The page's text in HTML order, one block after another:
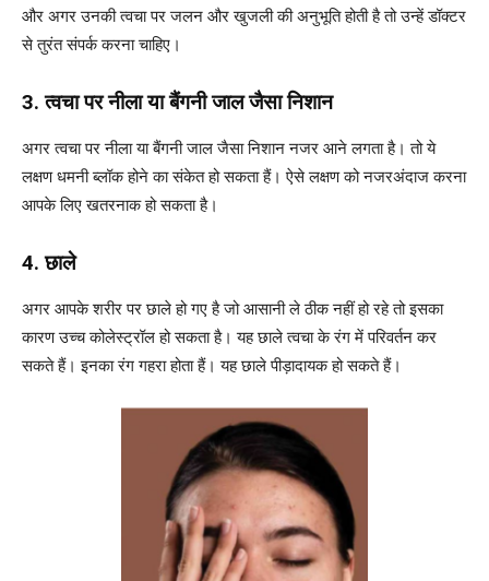
और अगर उनकी त्वचा पर जलन और खुजली की अनुभूति होती है तो उन्हें डॉक्टर
से तुरंत संपर्क करना चाहिए।
3. त्वचा पर नीला या बैंगनी जाल जैसा निशान
अगर त्वचा पर नीला या बैंगनी जाल जैसा निशान नजर आने लगता है। तो ये
लक्षण धमनी ब्लॉक होने का संकेत हो सकता हैं। ऐसे लक्षण को नजरअंदाज करना
आपके लिए खतरनाक हो सकता है।
4. छाले
अगर आपके शरीर पर छाले हो गए है जो आसानी ले ठीक नहीं हो रहे तो इसका
कारण उच्च कोलेस्ट्रॉल हो सकता है। यह छाले त्वचा के रंग में परिवर्तन कर
सकते हैं। इनका रंग गहरा होता हैं। यह छाले पीड़ादायक हो सकते हैं।